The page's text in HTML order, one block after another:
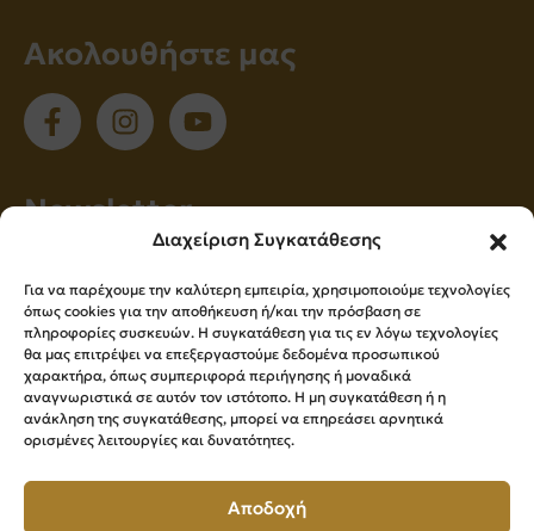
Διαχείριση Συγκατάθεσης
Για να παρέχουμε την καλύτερη εμπειρία, χρησιμοποιούμε τεχνολογίες
όπως cookies για την αποθήκευση ή/και την πρόσβαση σε
πληροφορίες συσκευών. Η συγκατάθεση για τις εν λόγω τεχνολογίες
θα μας επιτρέψει να επεξεργαστούμε δεδομένα προσωπικού
χαρακτήρα, όπως συμπεριφορά περιήγησης ή μοναδικά
αναγνωριστικά σε αυτόν τον ιστότοπο. Η μη συγκατάθεση ή η
ανάκληση της συγκατάθεσης, μπορεί να επηρεάσει αρνητικά
ορισμένες λειτουργίες και δυνατότητες.
Αποδοχή
Ακολουθήστε μας
Νewsletter
ενημερώνεστε πρώτοι για όλα τα νέα μας!
Εγγραφή